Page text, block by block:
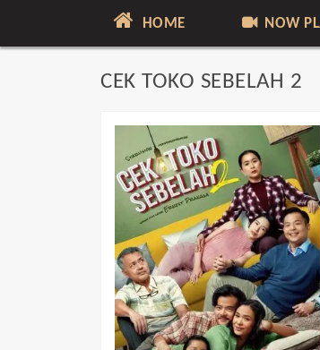
HOME NOW
CEK TOKO SEBELAH 2